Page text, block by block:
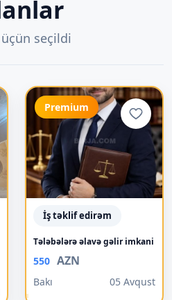
seçildi
Premium
İş təklif edirəm
Tələbələrə əlavə gəlir imkani
550 AZN
Bakı 05 Avqust